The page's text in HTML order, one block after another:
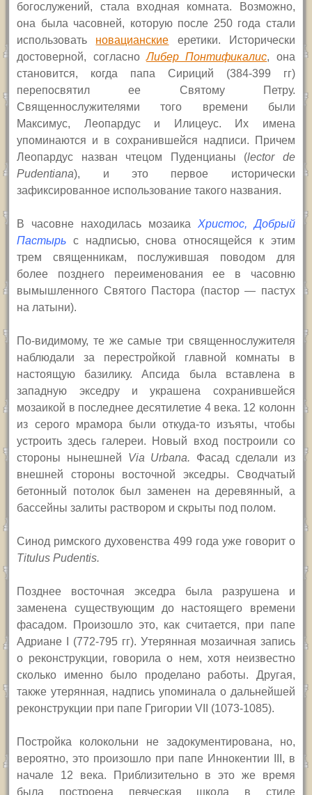
богослужений, стала входная комната. Возможно,
она была часовней, которую после 250 года стали
использовать новацианские еретики. Исторически
достоверной, согласноЛибер Понтификалис, она
становится, когда папа Сириций (384-399 гг)
перепосвятил ее Святому Петру.
Священнослужителями того времени были
Максимус, Леопардус и Илицеус. Их имена
упоминаются и в сохранившейся надписи. Причем
Леопардус назван чтецом Пуденцианы (lector de
Pudentiana), и это первое исторически
зафиксированное использование такого названия.
В часовне находилась мозаика Христос, Добрый
Пастырь с надписью, снова относящейся к этим
трем священникам, послужившая поводом для
более позднего переименования ее в часовню
вымышленного Святого Пастора (пастор — пастух
на латыни).
По-видимому, те же самые три священнослужителя
наблюдали за перестройкой главной комнаты в
настоящую базилику. Апсида была вставлена в
западную экседру и украшена сохранившейся
мозаикой в последнее десятилетие 4 века. 12 колонн
из серого мрамора были откуда-то изъяты, чтобы
устроить здесь галереи. Новый вход построили со
стороны нынешней Via Urbana. Фасад сделали из
внешней стороны восточной экседры. Сводчатый
бетонный потолок был заменен на деревянный, а
бассейны залиты раствором и скрыты под полом.
Синод римского духовенства 499 года уже говорит о
Titulus Pudentis.
Позднее восточная экседра была разрушена и
заменена существующим до настоящего времени
фасадом. Произошло это, как считается, при папе
Адриане
(772-795 гг). Утерянная мозаичная запись
о реконструкции, говорила о нем, хотя неизвестно
сколько именно было проделано работы. Другая,
также утерянная, надпись упоминала о дальнейшей
реконструкции при папе ГригорииVII (1073-1085).
Постройка колокольни не задокументирована, но,
вероятно, это произошло при папе Иннокентии
III, в
начале 12 века.
Приблизительно в это же время
была построена певческая школа в стиле